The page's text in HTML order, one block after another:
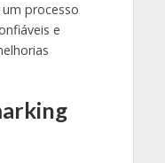
processo
e